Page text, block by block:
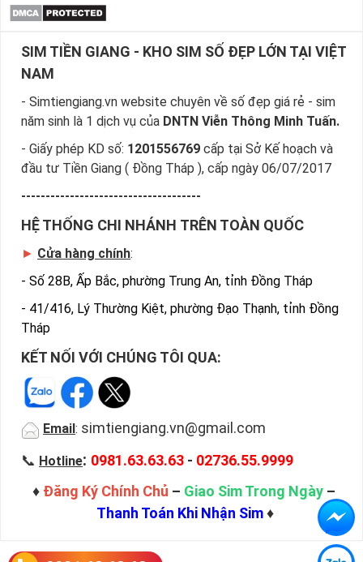
SIM TIỀN GIANG - KHO SIM SỐ ĐẸP LỚN TẠI VIỆT
NAM
- Simtiengiang.vn website chuyên về số đẹp giá rẻ - sim
năm sinh là 1 dịch vụ của DNTN Viễn Thông Minh Tuấn.
- Giấy phép KD số: 1201556769 cấp tại Sở Kế hoạch và
đầu tư Tiền Giang ( Đồng Tháp ), cấp ngày 06/07/2017
-------------------------------------
HỆ THỐNG CHI NHÁNH TRÊN TOÀN QUỐC
► Cửa hàng chính:
- Số 28B, Ấp Bắc, phường Trung An, tỉnh Đồng Tháp
- 41/416, Lý Thường Kiệt, phường Đạo Thạnh, tỉnh Đồng
Tháp
KẾT NỐI VỚI CHÚNG TÔI QUA:
Email : simtiengiang.vn@gmail.com
📞 Hotline: 0981.63.63.63 - 02736.55.9999
♦ Đăng Ký Chính Chủ – Giao Sim Trong Ngày –
Thanh Toán Khi Nhận Sim♦